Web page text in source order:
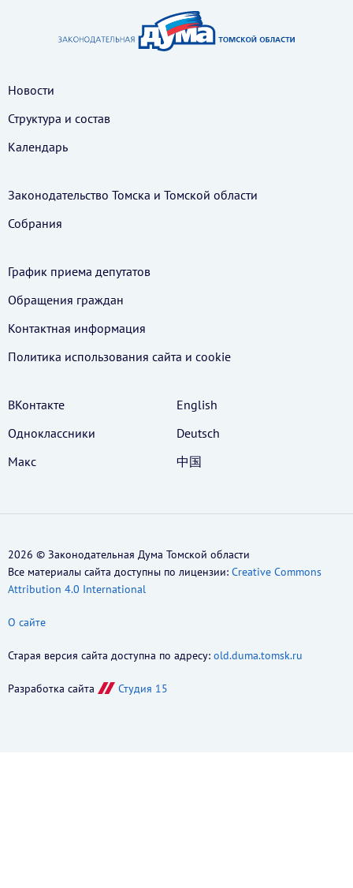
Новости
Структура и состав
Календарь
Законодательство Томска и Томской области
Собрания
График приема депутатов
Обращения граждан
Контактная информация
Политика использования cайта и cookie
ВКонтакте
Одноклассники
Макс
English
Deutsch
中国
2026 © Законодательная Дума Томской области
Все материалы сайта доступны по лицензии: Creative Commons
Attribution 4.0 International
О сайте
Старая версия сайта доступна по адресу: old.duma.tomsk.ru
Разработка сайта Студия 15